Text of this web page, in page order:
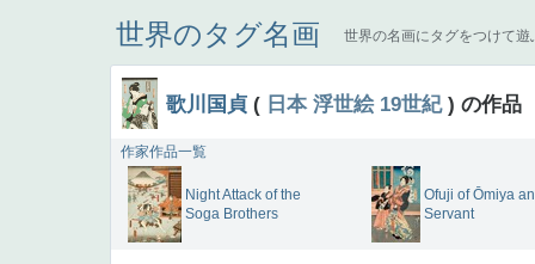
世界のタグ名画 世界の名画にタグをつけて遊
歌川国貞 ( 日本 浮世絵 19世紀) の作品
作家作品一覧
Night Attack of the
Soga Brothers
Ofuji of Ōmiya
Servant